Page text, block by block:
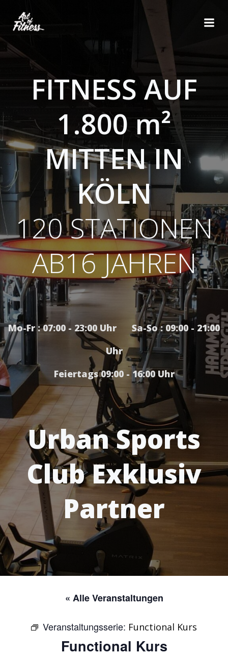
FITNESS AUF
1.800 m²
MITTEN IN
KÖLN
120 STATIONEN
AB16 JAHREN
Mo-Fr : 07:00 - 23:00 Uhr Sa-So : 09:00 - 21:00
Uhr
Feiertags 09:00 - 16:00 Uhr
Urban Sports
Club Exklusiv
Partner
« Alle Veranstaltungen
Veranstaltungsserie: Functional Kurs
Functional Kurs